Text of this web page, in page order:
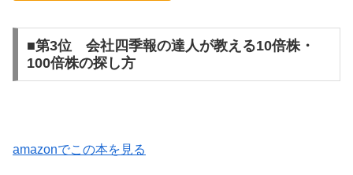
■第3位 会社四季報の達人が教える10倍株・
100倍株の探し方
amazonでこの本を見る